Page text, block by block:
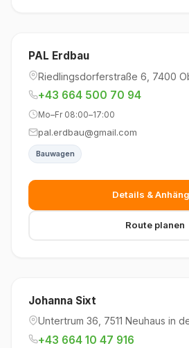
PAL Erdbau
Riedlingsdorferstraße 6, 7400
+43 664 500 70 94
Mo–Fr 08:00–17:00
pal.erdbau@gmail.com
Bauwagen
Details &
Route planen
Johanna Sixt
Untertrum 36, 7511 Neuhaus in
+43 664 10 47 916